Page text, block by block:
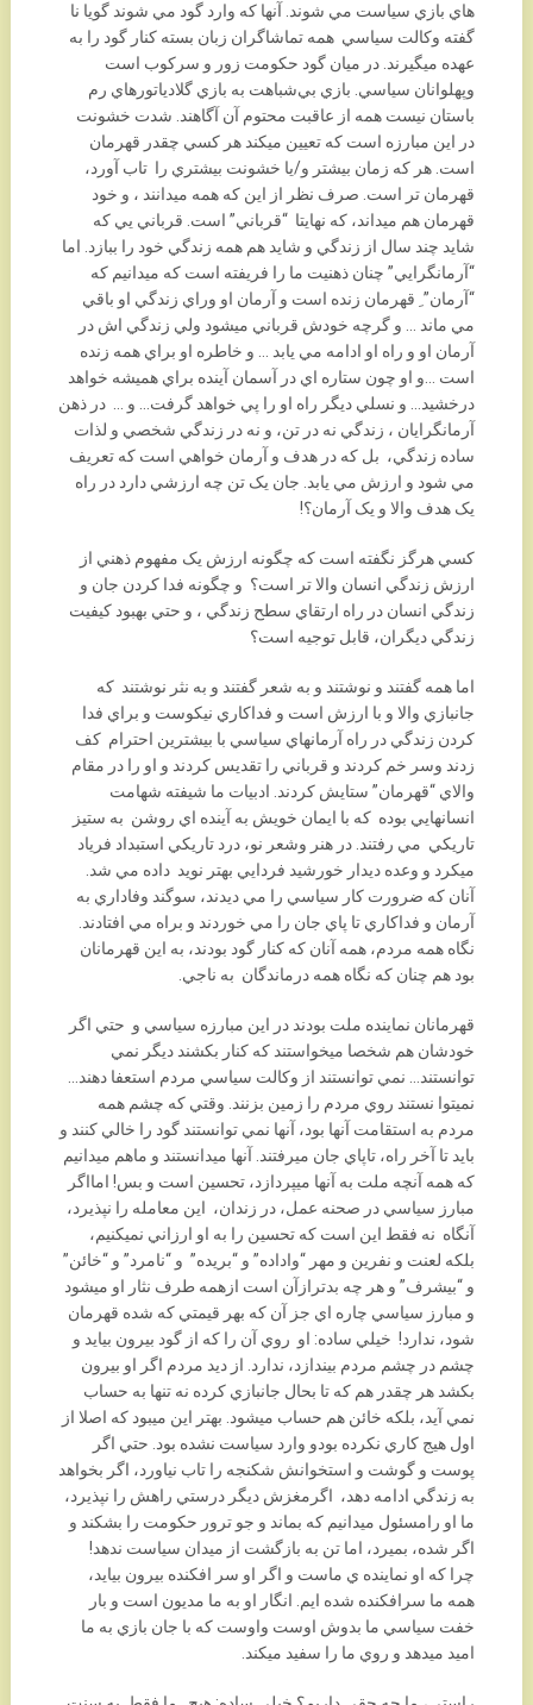
هاي بازي سياست مي شوند. آنها که وارد گود مي شوند گويا نا
گفته وکالت سياسي همه تماشاگران زبان بسته کنار گود را به
عهده ميگيرند. در ميان گود حکومت زور و سرکوب است
وپهلوانان سياسي. بازي بي‌‌شباهت به بازي گلادياتورهاي رم
باستان نيست همه از عاقبت محتوم آن آگاهند. شدت خشونت
در اين مبارزه است که تعيين ميکند هر کسي چقدر قهرمان
است. هر که زمان بيشتر و/يا خشونت بيشتري را تاب آورد،
قهرمان تر است. صرف نظر از اين که همه ميدانند ، و خود
قهرمان هم ميداند، که نهايتا “قرباني” است. قرباني يي که
شايد چند سال از زندگي و شايد هم همه زندگي خود را ببازد. اما
“آرمانگرايي” چنان ذهنيت ما را فريفته است که ميدانيم که
“آرمان” ِ قهرمان زنده است و آرمان او وراي زندگي او باقي
مي ماند … و گرچه خودش قرباني ميشود ولي زندگي اش در
آرمان او و راه او ادامه مي يابد … و خاطره او براي همه زنده
است …و او چون ستاره اي در آسمان آينده براي هميشه خواهد
درخشيد… و نسلي ديگر راه او را پي خواهد گرفت… و … در ذهن
آرمانگرايان ، زندگي نه در تن، و نه در زندگي شخصي و لذات
ساده زندگي، بل که در هدف و آرمان خواهي است که تعريف
مي شود و ارزش مي يابد. جان يک تن چه ارزشي دارد در راه
يک هدف والا و يک آرمان؟!
کسي هرگز نگفته است که چگونه ارزش يک مفهوم ذهني از
ارزش زندگي انسان والا تر است؟ و چگونه فدا کردن جان و
زندگي انسان در راه ارتقاي سطح زندگي ، و حتي بهبود کيفيت
زندگي ديگران، قابل توجيه است؟
اما همه گفتند و نوشتند و به شعر گفتند و به نثر نوشتند که
جانبازي والا و با ارزش است و فداکاري نيکوست و براي فدا
کردن زندگي در راه آرمانهاي سياسي با بيشترين احترام کف
زدند وسر خم کردند و قرباني را تقديس کردند و او را در مقام
والاي “قهرمان” ستايش کردند. ادبيات ما شيفته شهامت
انسانهايي بوده که با ايمان خويش به آينده اي روشن به ستيز
تاريکي مي رفتند. در هنر وشعر نو، درد تاريکي استبداد فرياد
ميکرد و وعده ديدار خورشيد فردايي بهتر نويد داده مي شد.
آنان که ضرورت کار سياسي را مي ديدند، سوگند وفاداري به
آرمان و فداکاري تا پاي جان را مي خوردند و براه مي افتادند.
نگاه همه مردم، همه آنان که کنار گود بودند، به اين قهرمانان
بود هم چنان که نگاه همه درماندگان به ناجي.
قهرمانان نماينده ملت بودند در اين مبارزه سياسي و حتي اگر
خودشان هم شخصا ميخواستند که کنار بکشند ديگر نمي
توانستند… نمي توانستند از وکالت سياسي مردم استعفا دهند…
نميتوا نستند روي مردم را زمين بزنند. وقتي که چشم همه
مردم به استقامت آنها بود، آنها نمي توانستند گود را خالي کنند و
بايد تا آخر راه، تاپاي جان ميرفتند. آنها ميدانستند و ماهم ميدانيم
که همه آنچه ملت به آنها ميپردازد، تحسين است و بس! امااگر
مبارز سياسي در صحنه عمل، در زندان، اين معامله را نپذيرد،
آنگاه نه فقط اين است که تحسين را به او ارزاني نميکنيم،
بلکه لعنت و نفرين و مهر “واداده” و “بريده” و “نامرد” و “خائن”
و “بيشرف” و هر چه بدترازآن است ازهمه طرف نثار او ميشود
و مبارز سياسي چاره اي جز آن که بهر قيمتي که شده قهرمان
شود، ندارد! خيلي ساده: او روي آن را که از گود بيرون بيايد و
چشم در چشم مردم بيندازد، ندارد. از ديد مردم اگر او بيرون
بکشد هر چقدر هم که تا بحال جانبازي کرده نه تنها به حساب
نمي آيد، بلکه خائن هم حساب ميشود. بهتر اين ميبود که اصلا از
اول هيج کاري نکرده بودو وارد سياست نشده بود. حتي اگر
پوست و گوشت و استخوانش شکنجه را تاب نياورد، اگر بخواهد
به زندگي ادامه دهد، اگرمغزش ديگر درستي راهش را نپذيرد،
ما او رامسئول ميدانيم که بماند و جو ترور حکومت را بشکند و
اگر شده، بميرد، اما تن به بازگشت از ميدان سياست ندهد!
چرا که او نماينده ي ماست و اگر او سر افکنده بيرون بيايد،
همه ما سرافکنده شده ايم. انگار او به ما مديون است و بار
خفت سياسي ما بدوش اوست واوست که با جان بازي به ما
اميد ميدهد و روي ما را سفيد ميکند.